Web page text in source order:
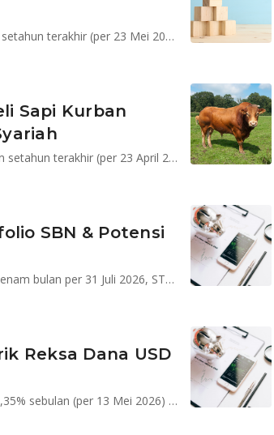
STAR Stable Amanah Sukuk mencatatkan return 7,9% dalam setahun terakhir (per 23 Mei 2025)
Sapi Kurban
STAR Stable Amanah Sukuk mencatatkan return 7,55% dalam setahun terakhir (per 23 April 2025)
SBN & Potensi
Return historis 1,72%, plus apresiasi kurs dolar 6,57% dalam enam bulan per 31 Juli 2026, STAR Fixed Income NEO AI Dollar memanfaatkan teknologi artificial intelligence sebagai alat bantu dalam pengelolaan investasi
Reksa Dana USD
STAR Fixed Income NEO AI Dollar mencatat kenaikan NAB 3,35% sebulan (per 13 Mei 2026) dan dalam Rupiah, total return mencapai 5,28%.